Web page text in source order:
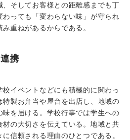
、そしてお客様との距離感までも丁
っても「変わらない味」が守られ
重ねがあるからである。
携
イベントなどにも積極的に関わっ
製お弁当や屋台を出店し、地域の
を届ける。学校行事では学生への
の大切さを伝えている。地域と共
信頼される理由のひとつである。